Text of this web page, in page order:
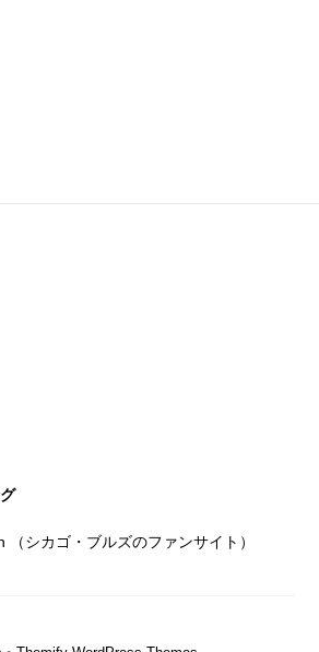
（シカゴ・ブルズのファンサイト）